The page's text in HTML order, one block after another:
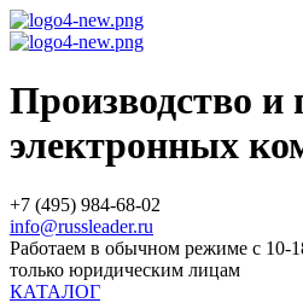
Производство и
электронных
+7 (495) 984-68-02
info@russleader.ru
Работаем в обычном режиме с
только юридическим лицам
КАТАЛОГ